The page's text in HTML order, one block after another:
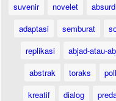
suvenir
novelet absurd
adaptasi
semburat
replikasi
abjad-atau-
abstrak
toraks
kreatif
dialog